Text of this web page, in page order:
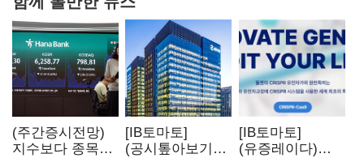
(주간증시전망)
지수보다 종목…
[IB토마토]
(공시톺아보기)
[IB토마토]
(유증레이다)